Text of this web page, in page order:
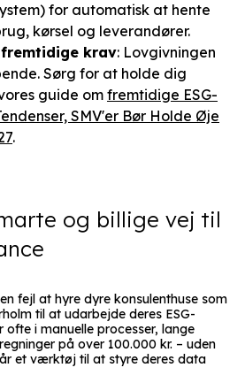
for automatisk at hente
kørsel og leverandører.
krav: Lovgivningen
Sørg for at holde dig
guide om fremtidige ESG-
SMV'er Bør Holde Øje
.
og billige vej til
fejl at hyre dyre konsulenthuse som
til at udarbejde deres ESG-
ofte i manuelle processer, lange
på over 100.000 kr. – uden
et værktøj til at styre deres data